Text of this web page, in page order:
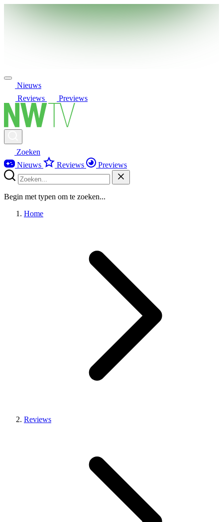
Nieuws
Reviews
Previews
Zoeken
Nieuws
Reviews Previews
Begin met typen om te zoeken...
Home
Reviews